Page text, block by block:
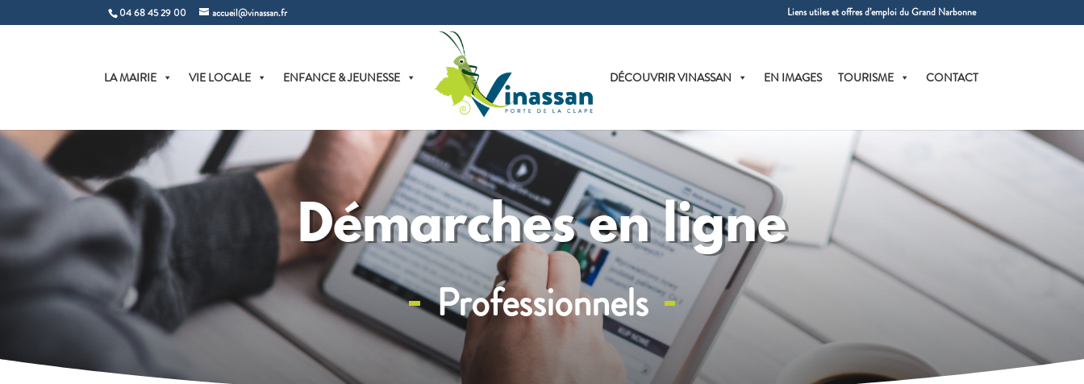
04 68 45 29 00 accueil@vinassan.fr Liens utiles et offres d’emploi du Grand Narbonne
LA MAIRIE VIE LOCALE ENFANCE & JEUNESSE DÉCOUVRIR VINASSAN EN IMAGES TOURISME CONTACT
Démarches en ligne
Professionnels